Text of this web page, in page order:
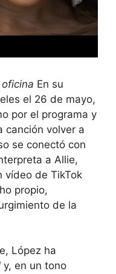
En su
el 26 de mayo,
por el programa y
canción volver a
se conectó con
a Allie,
vídeo de TikTok
propio,
de la
López ha
y, en un tono